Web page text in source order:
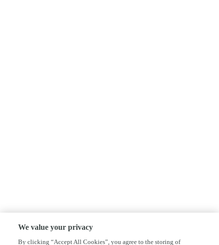
We value your privacy
By clicking “Accept All Cookies”, you agree to the storing of